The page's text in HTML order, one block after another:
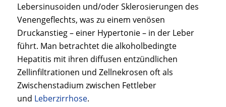
Lebersinusoiden und/oder Sklerosierungen des
Venengeflechts, was zu einem venösen
Druckanstieg – einer Hypertonie – in der Leber
führt. Man betrachtet die alkoholbedingte
Hepatitis mit ihren diffusen entzündlichen
Zellinfiltrationen und Zellnekrosen oft als
Zwischenstadium zwischen Fettleber
und Leberzirrhose.